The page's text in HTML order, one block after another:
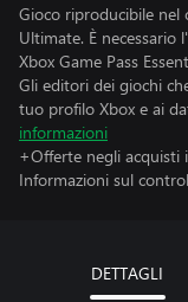
Gioco riproducibile nel
Ultimate. È
Xbox Game Pass
Gli editori dei giochi
tuo profilo Xbox e ai
informazioni
+Offerte negli acquisti
Informazioni sul
DETTAGLI